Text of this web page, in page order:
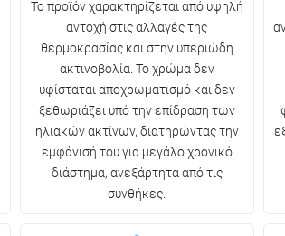
Το προϊόν χαρακτηρίζεται από υψηλή
αντοχή στις αλλαγές της
θερμοκρασίας και στην υπεριώδη
ακτινοβολία. Το χρώμα δεν
υφίσταται αποχρωματισμό και δεν
ξεθωριάζει υπό την επίδραση των
ηλιακών ακτίνων, διατηρώντας την
εμφάνισή του για μεγάλο χρονικό
διάστημα, ανεξάρτητα από τις
συνθήκες.